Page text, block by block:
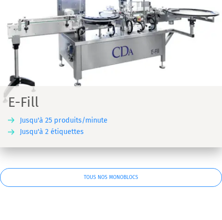
E-Fill
Jusqu'à 25 produits/minute
Jusqu'à 2 étiquettes
TOUS NOS MONOBLOCS